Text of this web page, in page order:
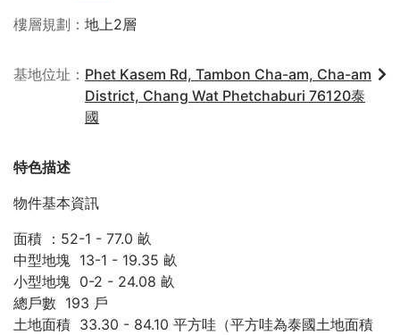
樓層規劃 地上2層
基地位址
Phet Kasem Rd, Tambon Cha-am, Cha-am
District, Chang Wat Phetchaburi 76120泰
國
特色描述
物件基本資訊
面積 ：52-1 - 77.0 畝
中型地塊 13-1 - 19.35 畝
小型地塊 0-2 - 24.08 畝
總戶數 193 戶
土地面積 33.30 - 84.10 平方哇（平方哇為泰國土地面積